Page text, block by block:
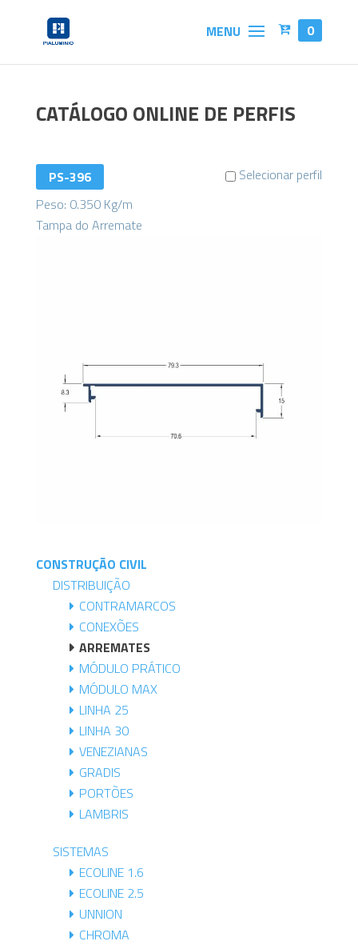
0
CATÁLOGO ONLINE DE PERFIS
PS-396
Selecionar perfil
Peso: 0.350 Kg/m
Tampa do Arremate
CONSTRUÇÃO CIVIL
DISTRIBUIÇÃO
CONTRAMARCOS
CONEXÕES
ARREMATES
MÓDULO PRÁTICO
MÓDULO MAX
LINHA 25
LINHA 30
VENEZIANAS
GRADIS
PORTÕES
LAMBRIS
SISTEMAS
ECOLINE 1.6
ECOLINE 2.5
UNNION
CHROMA